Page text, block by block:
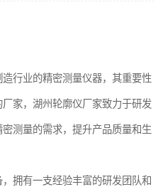
行业的精密测量仪器，其重要性
家，湖州轮廓仪厂家致力于研发
测量的需求，提升产品质量和生
拥有一支经验丰富的研发团队和